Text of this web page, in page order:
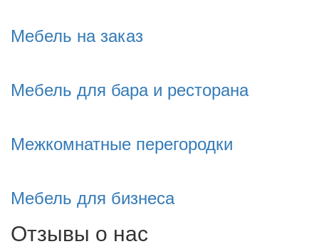
Мебель на заказ
Мебель для бара и ресторана
Межкомнатные перегородки
Мебель для бизнеса
Отзывы о нас